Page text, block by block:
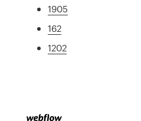
1905
162
1202